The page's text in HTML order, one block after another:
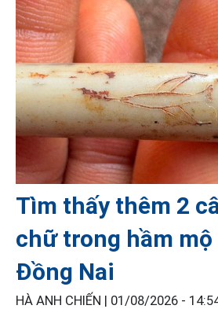
Tìm thấy thêm 2
chữ trong hầm
Đồng Nai
HÀ ANH CHIẾN | 01/08/2026 -